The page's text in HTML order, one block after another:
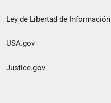
Ley de Libertad de Información
USA.gov
Justice.gov